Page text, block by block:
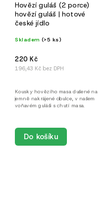
Hovězí guláš (2 porce)
hovězí guláš | hotové
české jídlo
Skladem (>5 ks)
196,43 Kč bez DPH
220 Kč
Do košíku
Kousky hovězího masa dušené na
jemně nakrájené cibulce, v našem
voňavém guláši s chutí masa.